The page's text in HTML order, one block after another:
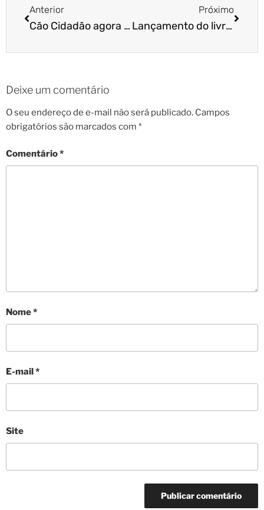
Anterior
Cão Cidadão agora atende no Rio de Janeiro!
Próximo
Lançamento do livro Adestramento Inteligente em Goiânia (GO)
Deixe um comentário
O seu endereço de e-mail não será publicado. Campos
obrigatórios são marcados com *
Comentário*
Nome*
E-mail*
Site